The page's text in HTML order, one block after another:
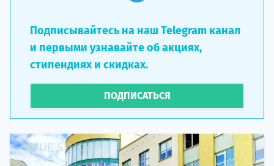
Подписывайтесь на наш Telegram канал
и первыми узнавайте об акциях,
стипендиях и скидках.
ПОДПИСАТЬСЯ